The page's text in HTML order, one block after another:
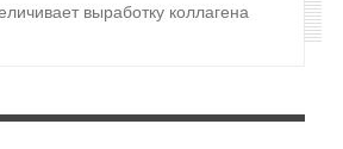
выработку коллагена